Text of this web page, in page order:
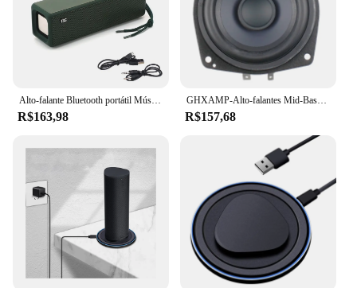
R$163,98
GHXAMP-Alto-falantes Mid-Bass para SONOS, Bacia de alumínio de magnésio, ímã enorme, 4ohm Woofer, High End, 3.5in, 97mm, 1PC
R$157,68